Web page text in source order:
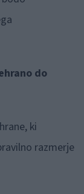
do
ki
razmerje